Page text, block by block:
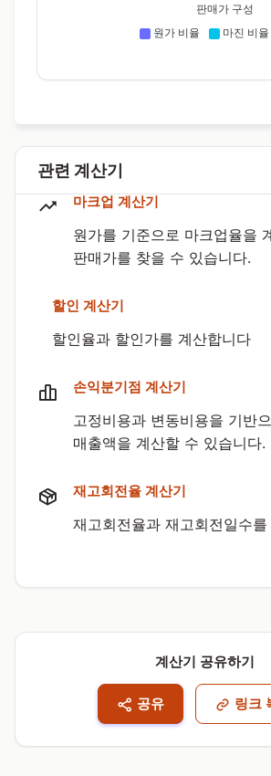
원가 비율 마진 비율
판매가 구성
관련 계산기
마크업 계산기
원가를 기준으로 마크업율을
판매가를 찾을 수 있습니다.
할인 계산기
할인율과 할인가를 계산합니다
손익분기점 계산기
고정비용과 변동비용을 기반
매출액을 계산할 수 있습니다.
재고회전율 계산기
재고회전율과 재고회전일수
계산기 공유하기
공유 링크